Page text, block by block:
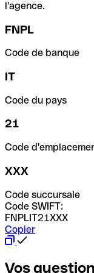
l'agence.
FNPL
Code de banque
IT
Code du pays
21
Code
XXX
Code succursale
Code SWIFT:
FNPLIT21XXX
Copier
Vos